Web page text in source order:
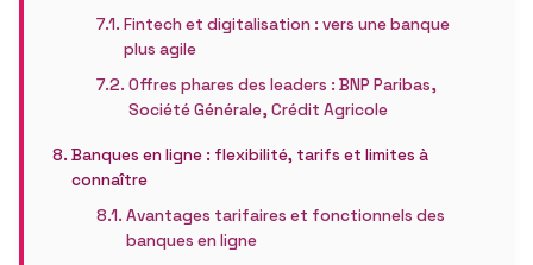
Fintech et digitalisation : vers une banque
plus agile
Offres phares des leaders : BNP Paribas,
Société Générale, Crédit Agricole
Banques en ligne : flexibilité, tarifs et limites à
connaître
Avantages tarifaires et fonctionnels des
banques en ligne